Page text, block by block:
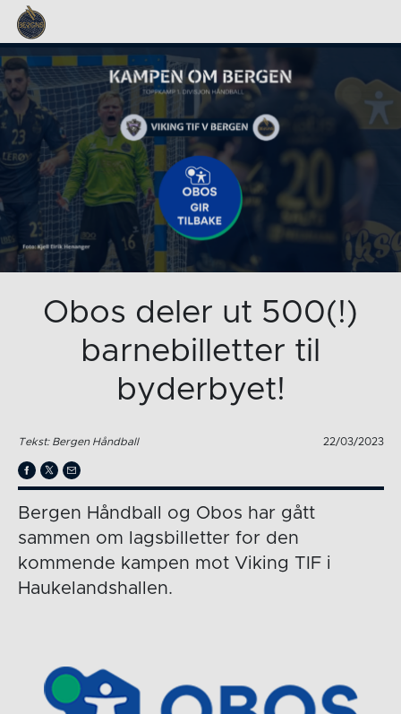
Obos deler ut 500(!)
barnebilletter til
byderbyet!
Tekst: Bergen Håndball 22/03/2023
Bergen Håndball og Obos har gått
sammen om lagsbilletter for den
kommende kampen mot Viking TIF i
Haukelandshallen.